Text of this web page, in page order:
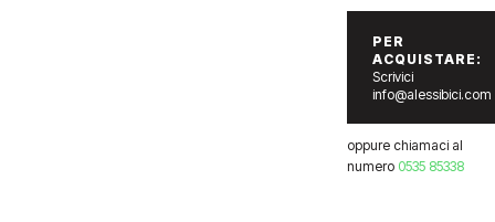
PER
ACQUISTARE:
Scrivici
info@alessibici.com
oppure chiamaci al
numero 0535 85338